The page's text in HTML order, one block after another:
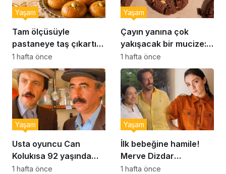
Tam ölçüsüyle
pastaneye taş çıkartır:
Şekerpare tarifi
Yaşam
1 hafta önce
Çayın yanına çok
yakışacak bir mucize:
Brownie tadında ıslak
kurabiye tarifi…
Yaşam
1 hafta önce
Usta oyuncu Can
Kolukısa 92 yaşında
hayatını kaybetti
Yaşam
1 hafta önce
İlk bebeğine hamile!
Merve Dizdar
sessizliğini bozdu: ‘İsim
Yaşam
1 hafta önce